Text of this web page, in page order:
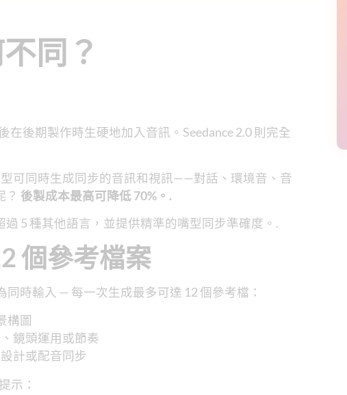
同？
後期製作時生硬地加入音訊。Seedance 2.0 則完全
型可同時生成同步的音訊和視訊——對話、環境音、音
？ 後製成本最高可降低 70%。.
5 種其他語言，並提供精準的嘴型同步準確度。.
個參考檔案
同時輸入 — 每一次生成最多可達 12 個參考檔：
構圖
鏡頭運用或節奏
計或配音同步
示：